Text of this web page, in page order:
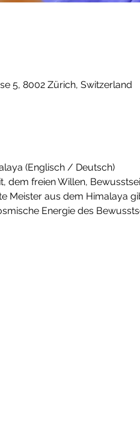
5, 8002 Zürich, Switzerland
(Englisch / Deutsch)
dem freien Willen,
Meister aus dem Himalaya
Energie des